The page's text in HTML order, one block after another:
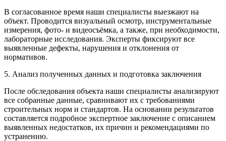
В согласованное время наши специалисты выезжают на
объект. Проводится визуальный осмотр, инструментальные
измерения, фото- и видеосъёмка, а также, при необходимости,
лабораторные исследования. Эксперты фиксируют все
выявленные дефекты, нарушения и отклонения от
нормативов.
5. Анализ полученных данных и подготовка заключения
После обследования объекта наши специалисты анализируют
все собранные данные, сравнивают их с требованиями
строительных норм и стандартов. На основании результатов
составляется подробное экспертное заключение с описанием
выявленных недостатков, их причин и рекомендациями по
устранению.